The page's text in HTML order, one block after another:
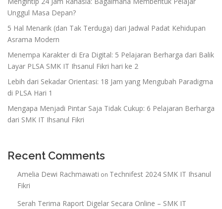
Unggul Masa Depan?
5 Hal Menarik (dan Tak Terduga) dari Jadwal Padat Kehidupan
Asrama Modern
Menempa Karakter di Era Digital: 5 Pelajaran Berharga dari Balik
Layar PLSA SMK IT Ihsanul Fikri hari ke 2
Lebih dari Sekadar Orientasi: 18 Jam yang Mengubah Paradigma
di PLSA Hari 1
Mengapa Menjadi Pintar Saja Tidak Cukup: 6 Pelajaran Berharga
dari SMK IT Ihsanul Fikri
Recent Comments
Amelia Dewi Rachmawati on Technifest 2024 SMK IT Ihsanul
Fikri
Serah Terima Raport Digelar Secara Online – SMK IT